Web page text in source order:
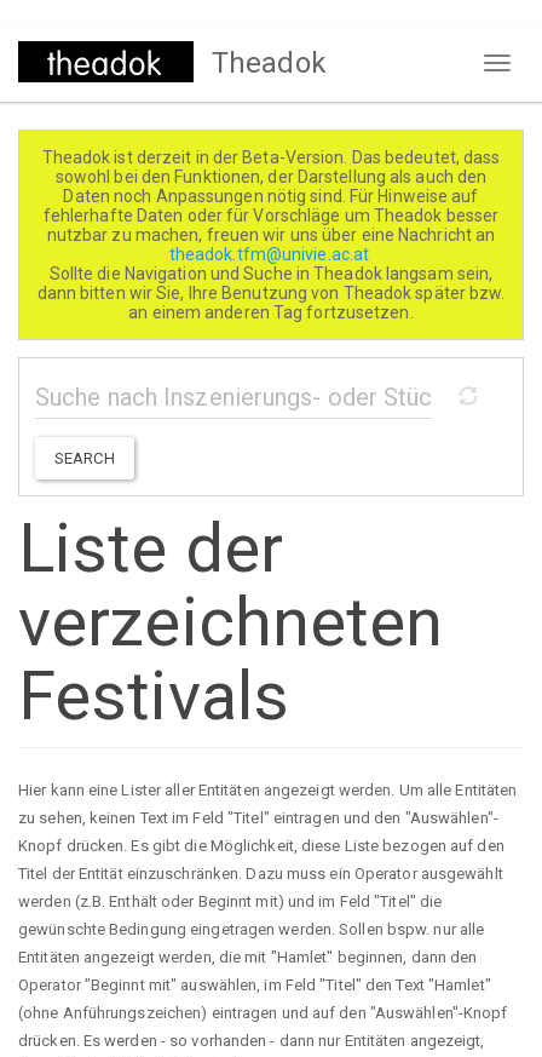
Direkt
Theadok
Theadok ist derzeit in der Beta-Version. Das bedeutet, dass
sowohl bei den Funktionen, der Darstellung als auch den
Daten noch Anpassungen nötig sind. Für Hinweise auf
fehlerhafte Daten oder für Vorschläge um Theadok besser
nutzbar zu machen, freuen wir uns über eine Nachricht an
theadok.tfm@univie.ac.at
Sollte die Navigation und Suche in Theadok langsam sein,
dann bitten wir Sie, Ihre Benutzung von Theadok später bzw.
an einem anderen Tag fortzusetzen.
SEARCH
Liste der
verzeichneten
Festivals
Hier kann eine Lister aller Entitäten angezeigt werden. Um alle Entitäten
zu sehen, keinen Text im Feld "Titel" eintragen und den "Auswählen"-
Knopf drücken. Es gibt die Möglichkeit, diese Liste bezogen auf den
Titel der Entität einzuschränken. Dazu muss ein Operator ausgewählt
werden (z.B. Enthält oder Beginnt mit) und im Feld "Titel" die
gewünschte Bedingung eingetragen werden. Sollen bspw. nur alle
Entitäten angezeigt werden, die mit "Hamlet" beginnen, dann den
Operator "Beginnt mit" auswählen, im Feld "Titel" den Text "Hamlet"
(ohne Anführungszeichen) eintragen und auf den "Auswählen"-Knopf
drücken. Es werden - so vorhanden - dann nur Entitäten angezeigt,